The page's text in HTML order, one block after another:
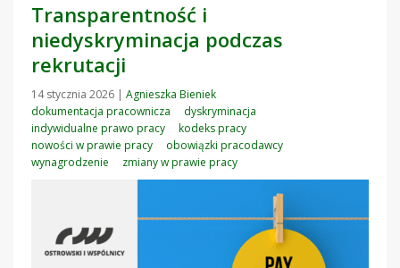
Transparentność i
niedyskryminacja podczas
rekrutacji
14 stycznia 2026 | Agnieszka Bieniek
dokumentacja pracownicza
dyskryminacja
indywidualne prawo pracy
kodeks pracy
nowości w prawie pracy
obowiązki pracodawcy
wynagrodzenie
zmiany w prawie pracy